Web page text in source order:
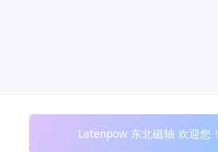
Latenpow 东北磁轴 欢迎您！